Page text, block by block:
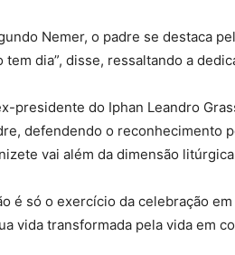
Nemer, o padre se destaca
tem dia”, disse, ressaltando a
presidente do Iphan Leandro
defendendo o reconhecimento
vai além da dimensão
é só o exercício da celebração
vida transformada pela vida em